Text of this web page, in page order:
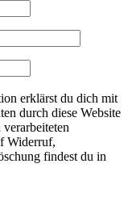
erklärst du dich mit
durch diese Website
Widerruf,
findest du in